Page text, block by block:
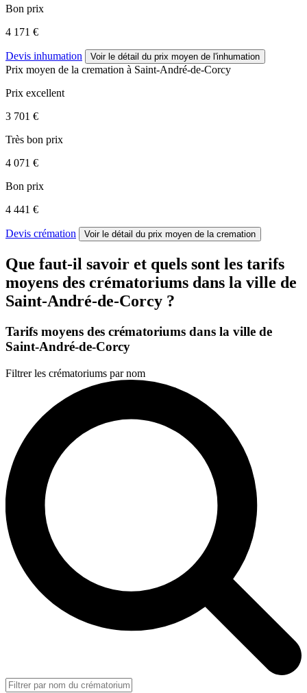
Bon prix
4 171 €
Devis inhumation Voir le détail du prix moyen de l'inhumation
Prix moyen de la cremation à Saint-André-de-Corcy
Prix excellent
3 701 €
Très bon prix
4 071 €
Bon prix
4 441 €
Devis crémation Voir le détail du prix moyen de la cremation
Que faut-il savoir et quels sont les tarifs
moyens des crématoriums dans la ville de
Saint-André-de-Corcy ?
Tarifs moyens des crématoriums dans la ville de
Saint-André-de-Corcy
Filtrer les crématoriums par nom